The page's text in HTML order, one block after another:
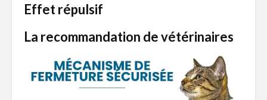
Effet répulsif
La recommandation de vétérinaires